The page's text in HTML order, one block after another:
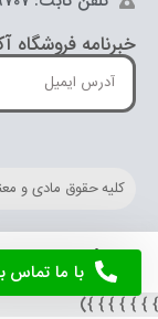
خبرنامه فروشگاه
کلیه حقوق مادی و
} } } } } }
با ما تماس